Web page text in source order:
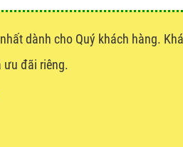
dành cho Quý khách hàng.
ưu đãi riêng.